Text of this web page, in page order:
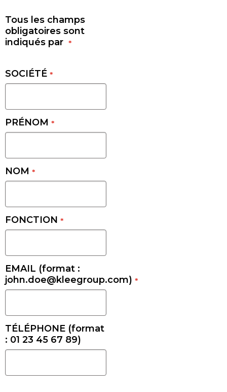
Tous les champs
obligatoires sont
indiqués par
*
SOCIÉTÉ *
PRÉNOM *
NOM *
FONCTION *
EMAIL (format :
john.doe@kleegroup.com) *
TÉLÉPHONE (format
: 01 23 45 67 89)